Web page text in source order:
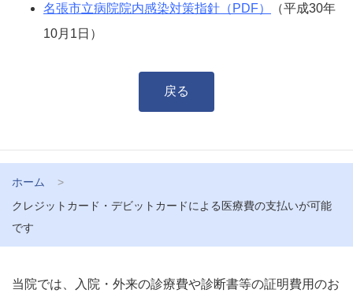
名張市立病院院内感染対策指針（PDF）
（平成30年
10月1日）
戻る
ホーム
クレジットカード・デビットカードによる医療費の支払いが可能
です
当院では、入院・外来の診療費や診断書等の証明費用のお